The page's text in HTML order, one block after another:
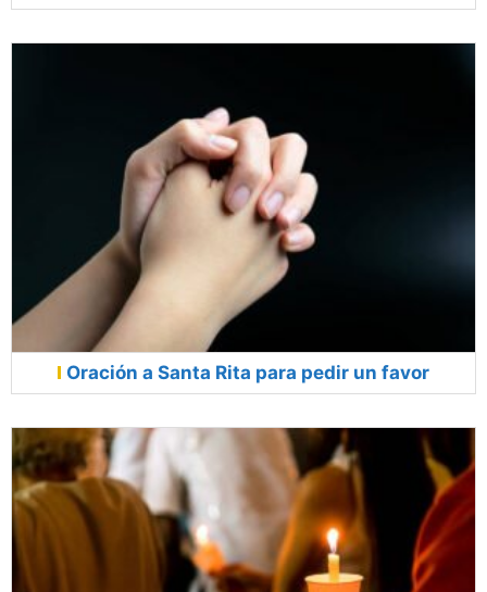
Oración a Santa Rita para pedir un favor